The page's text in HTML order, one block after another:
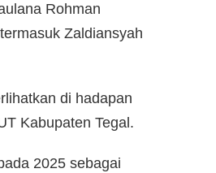
Rohman
Zaldiansyah
di hadapan
Kabupaten Tegal.
2025 sebagai